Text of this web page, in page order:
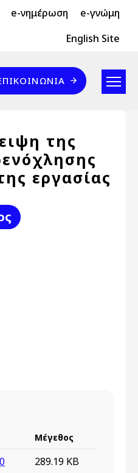
e-νημέρωση e-γνώμη
English Site
της
εργασίας
Μέγεθος
289.19 KB